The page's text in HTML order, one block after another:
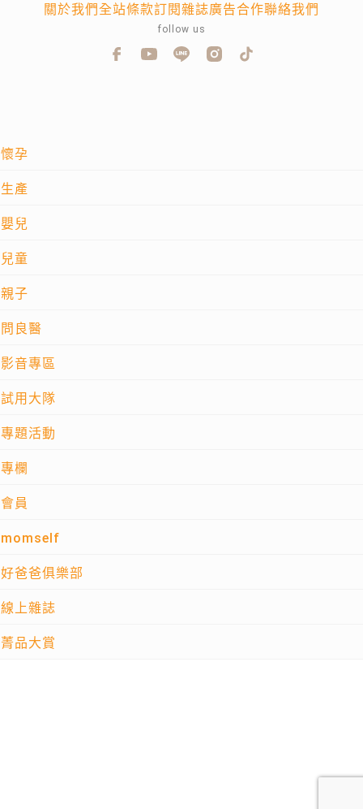
懷孕
生產
嬰兒
兒童
親子
問良醫
影音專區
試用大隊
專題活動
專欄
會員
momself
好爸爸俱樂部
線上雜誌
菁品大賞
關於我們全站條款訂閱雜誌廣告合作聯絡我們
follow us